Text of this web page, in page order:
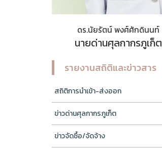
ดร.นัยรัตน์ พงศ์ศักดินนท์
นายด่านศุลกากรภูเก็ต
รายงานสถิติและข่าวสาร
สถิติการนำเข้า-ส่งออก
ข่าวด่านศุลกากรภูเก็ต
ข่าวจัดซื้อ/จัดจ้าง